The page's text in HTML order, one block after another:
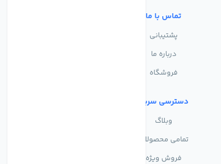
تماس با ما
پشتیبانی
درباره ما
فروشگاه
دسترسی سریع
وبلاگ
تمامی محصولات
فروش ویژه